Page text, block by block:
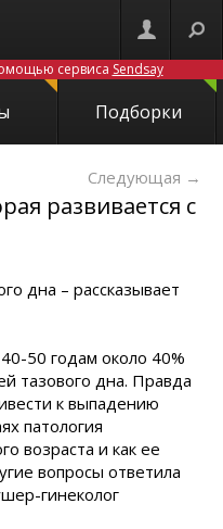
сервиса Sendsay
Подборки
Следующая →
развивается с
дна – рассказывает
50 годам около 40%
тазового дна. Правда
к выпадению
патология
возраста и как ее
вопросы ответила
гинеколог